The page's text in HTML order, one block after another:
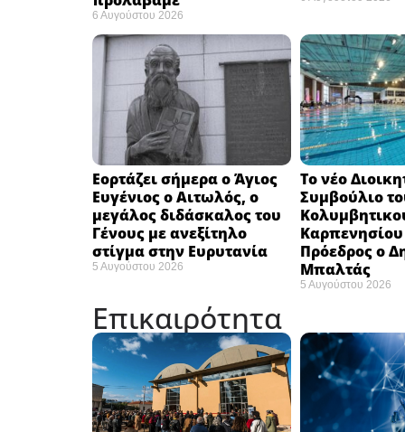
6 Αυγούστου 2026
Εορτάζει σήμερα ο Άγιος
Ευγένιος ο Αιτωλός, ο
μεγάλος διδάσκαλος του
Γένους με ανεξίτηλο
στίγμα στην Ευρυτανία
5 Αυγούστου 2026
Το νέο
Συμβούλιο
Πρόεδρος ο
Μπαλτάς
5 Αυγούστου 2026
Επικαιρότητα